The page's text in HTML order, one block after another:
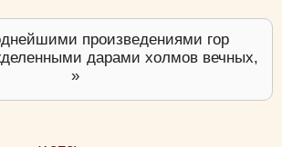
произведениями гор
дарами холмов вечных,